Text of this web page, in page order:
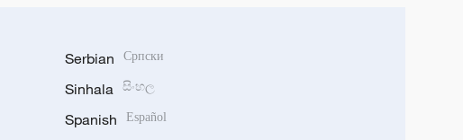
Serbian Српски
Sinhala සිංහල
Spanish Español